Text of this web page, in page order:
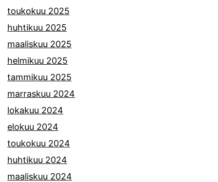
toukokuu 2025
huhtikuu 2025
maaliskuu 2025
helmikuu 2025
tammikuu 2025
marraskuu 2024
lokakuu 2024
elokuu 2024
toukokuu 2024
huhtikuu 2024
maaliskuu 2024